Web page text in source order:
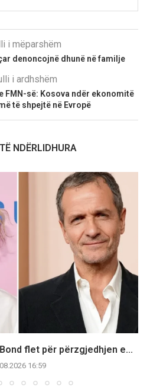
i mëparshëm
denoncojnë dhunë në familje
i ardhshëm
FMN-së: Kosova ndër ekonomitë
të shpejtë në Evropë
NDËRLIDHURA
flet për përzgjedhjen e...
16:59